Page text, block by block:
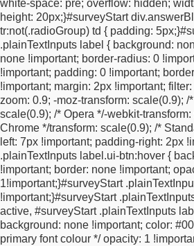
white-space: pre; overflow: hidden;
height: 20px;}#surveyStart
tr:not(.radioGroup) td { padding: 5px;}
.plainTextInputs label { background:
none !important; border-radius: 0
!important; padding: 0 !important;
!important; margin: 2px !important;
zoom: 0.9; -moz-transform: scale(0.9); /
scale(0.9); /* Opera */-webkit-
Chrome */transform: scale(0.9); /*
left: 7px !important; padding-right: 2px
.plainTextInputs label.ui-btn:hover {
!important; border: none !important;
1!important;}#surveyStart
!important;}#surveyStart
active, #surveyStart .plainTextInputs
background: none !important; color:
primary font colour */opacity: 1
checkbox-off:after {background-color:
mobile {font-size: 62.5%;}.ui-overlay-a {
black;}.ui-body-a,.ui-page-theme-a .ui-
a .ui-body-inherit,html .ui-body-a .ui-
group-theme-a .ui-body-inherit, html .ui-
{background-color: transparent
sizing: border-box; margin: 0 auto; text-
background-color: #faf8f6;padding:
width: 520px;}.wrapper {display: flex;
justify-content: center;width:
100%;}div#fieldBlockemail,
{display: inline-block;max-width:
overlay-a #surveyStart
input,.ui-overlay-a #surveyStart
#fieldBlockfirstnameinput input {
400px; max-width: 100%;height: 45px;
border-top-right-radius: 0;border-
family: Montserrat, Arial, Helvetica,